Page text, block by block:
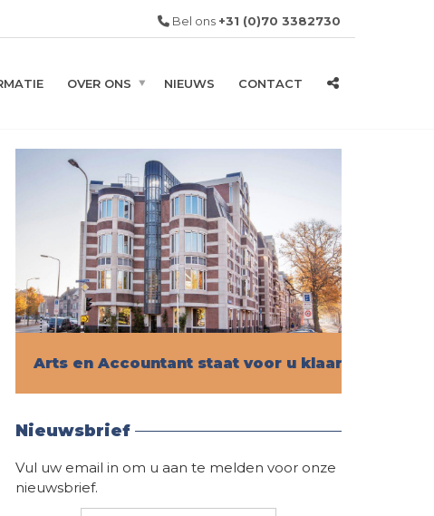
Bel ons +31 (0)70 3382730
OVER ONS NIEUWS CONTACT
Arts en Accountant staat voor u klaar!
Nieuwsbrief
Vul uw email in om u aan te melden voor onze
nieuwsbrief.